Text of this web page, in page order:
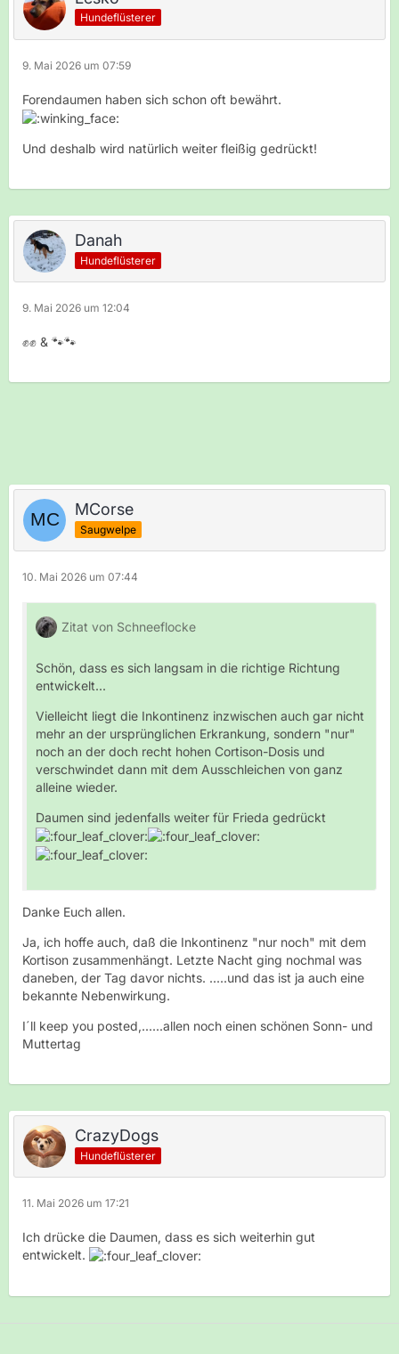
Hundeflüsterer
9. Mai 2026 um 07:59
Forendaumen haben sich schon oft bewährt.
Und deshalb wird natürlich weiter fleißig gedrückt!
Danah
Hundeflüsterer
9. Mai 2026 um 12:04
✊✊ & 🐾🐾
MCorse
Saugwelpe
10. Mai 2026 um 07:44
Zitat von Schneeflocke
Schön, dass es sich langsam in die richtige Richtung
entwickelt...
Vielleicht liegt die Inkontinenz inzwischen auch gar nicht
mehr an der ursprünglichen Erkrankung, sondern "nur"
noch an der doch recht hohen Cortison-Dosis und
verschwindet dann mit dem Ausschleichen von ganz
alleine wieder.
Daumen sind jedenfalls weiter für Frieda gedrückt
Danke Euch allen.
Ja, ich hoffe auch, daß die Inkontinenz "nur noch" mit dem
Kortison zusammenhängt. Letzte Nacht ging nochmal was
daneben, der Tag davor nichts. .....und das ist ja auch eine
bekannte Nebenwirkung.
I´ll keep you posted,......allen noch einen schönen Sonn- und
Muttertag
CrazyDogs
Hundeflüsterer
11. Mai 2026 um 17:21
Ich drücke die Daumen, dass es sich weiterhin gut
entwickelt.